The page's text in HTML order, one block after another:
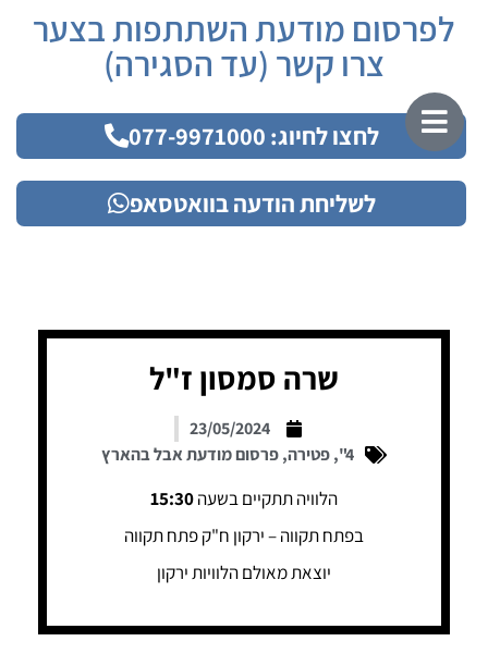
לפרסום מודעת השתתפות בצער
צרו קשר (עד הסגירה)
לחצו לחיוג: 077-9971000
לשליחת הודעה בוואטסאפ
שרה סמסון ז"ל
23/05/2024
4"
,פטירה,פרסום מודעת אבל בהארץ
הלוויה תתקיים בשעה15:30
בפתח תקווה – ירקון ח"ק פתח תקווה
יוצאת מאולם הלוויות ירקון